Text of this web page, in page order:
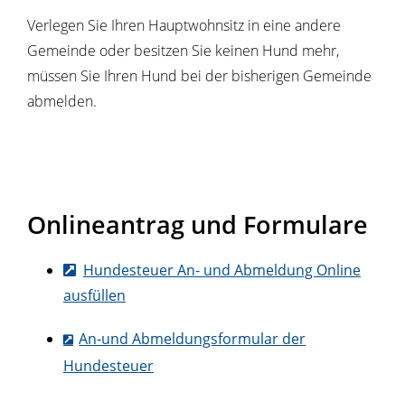
Verlegen Sie Ihren Hauptwohnsitz in eine andere
Gemeinde oder besitzen Sie keinen Hund mehr,
müssen Sie Ihren Hund bei der bisherigen Gemeinde
abmelden.
Onlineantrag und Formulare
Hundesteuer An- und Abmeldung Online
ausfüllen
An-und Abmeldungsformular der
Hundesteuer